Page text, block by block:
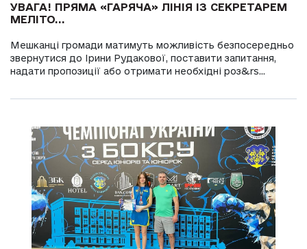
УВАГА! ПРЯМА «ГАРЯЧА» ЛІНІЯ ІЗ СЕКРЕТАРЕМ
МЕЛІТО...
Мешканці громади матимуть можливість безпосередньо
звернутися до Ірини Рудакової, поставити запитання,
надати пропозиції або отримати необхідні роз&rs...